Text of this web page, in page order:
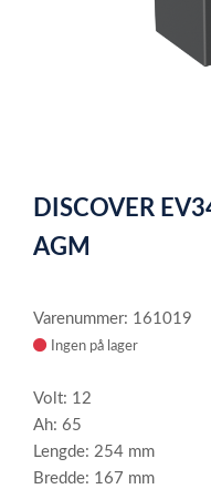
of
1
DISCOVER
AGM
Varenummer: 161019
Ingen på lager
Volt: 12
Ah: 65
Lengde: 254 mm
Bredde: 167 mm